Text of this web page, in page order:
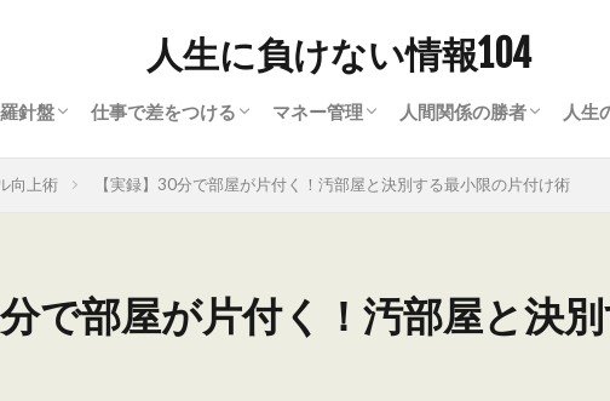
人生に負けない情報104
針盤 仕事で差をつける マネー管理 人間関係の勝者 人生
向上術 【実録】30分で部屋が片付く！汚部屋と決別する最小限の片付け術
分で部屋が片付く！汚部屋と決